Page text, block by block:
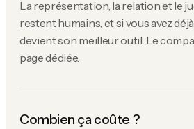
La représentation, la relation et le
restent humains, et si vous avez
devient son meilleur outil. Le
page dédiée.
Combien ça coûte ?